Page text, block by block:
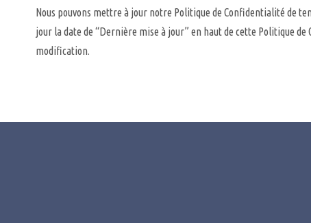
Nous pouvons mettre à jour notre Politique de Confidentialité de
jour la date de “Dernière mise à jour” en haut de cette Politique
modification.